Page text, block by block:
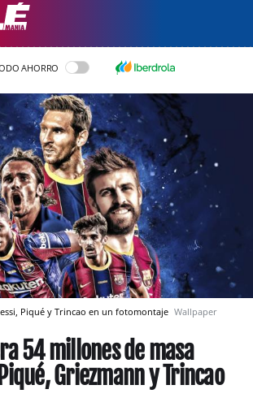
AHORRO
Piqué y Trincao en un fotomontaje Wallpaper
54 millones de masa
Griezmann y Trincao